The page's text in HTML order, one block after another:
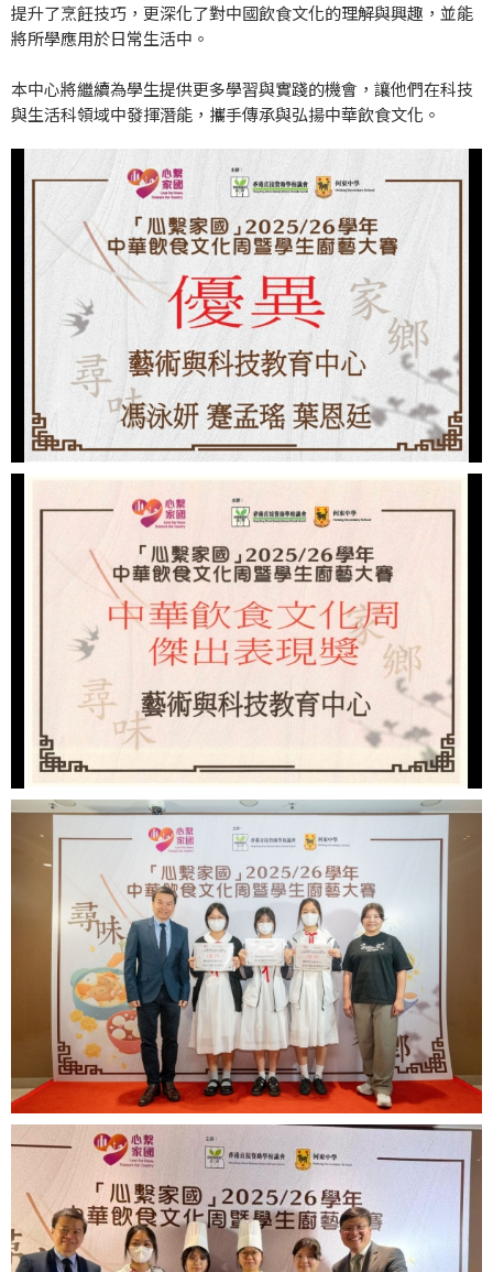
提升了烹飪技巧，更深化了對中國飲食文化的理解與興趣，並能
將所學應用於日常生活中。
本中心將繼續為學生提供更多學習與實踐的機會，讓他們在科技
與生活科領域中發揮潛能，攜手傳承與弘揚中華飲食文化。